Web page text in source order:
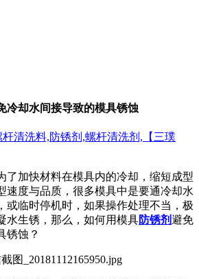
冷却水间接导致的模具锈蚀
杆清洗料,防锈剂,螺杆清洗剂,【三璞
了加快材料在模具内的冷却，缩短成型
速度与品质，很多模具中是要通冷却水
或临时停机时，如果操作处理不当，极
水生锈，那么，如何用模具防锈剂避免
锈蚀？